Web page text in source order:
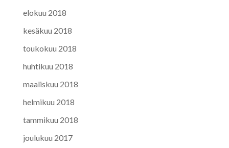
elokuu 2018
kesäkuu 2018
toukokuu 2018
huhtikuu 2018
maaliskuu 2018
helmikuu 2018
tammikuu 2018
joulukuu 2017